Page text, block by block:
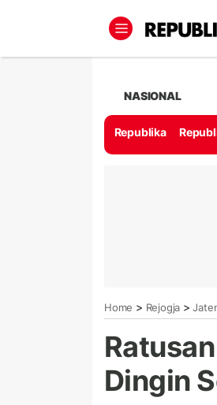
NASIONAL
Republika
Home > Rejogja >
Dingin